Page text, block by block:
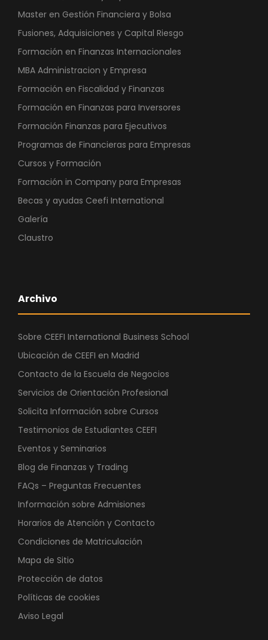
Master en Gestión Financiera y Bolsa
Fusiones, Adquisiciones y Capital Riesgo
Formación en Finanzas Internacionales
MBA Administracion y Empresa
Formación en Fiscalidad y Finanzas
Formación en Finanzas para Inversores
Formación Finanzas para Ejecutivos
Programas de Financieras para Empresas
Cursos y Formación
Formación in Company para Empresas
Becas y ayudas Ceefi International
Galería
Claustro
Archivo
Sobre CEEFI International Business School
Ubicación de CEEFI en Madrid
Contacto de la Escuela de Negocios
Servicios de Orientación Profesional
Solicita Información sobre Cursos
Testimonios de Estudiantes CEEFI
Eventos y Seminarios
Blog de Finanzas y Trading
FAQs – Preguntas Frecuentes
Información sobre Admisiones
Horarios de Atención y Contacto
Condiciones de Matriculación
Mapa de Sitio
Protección de datos
Políticas de cookies
Aviso Legal